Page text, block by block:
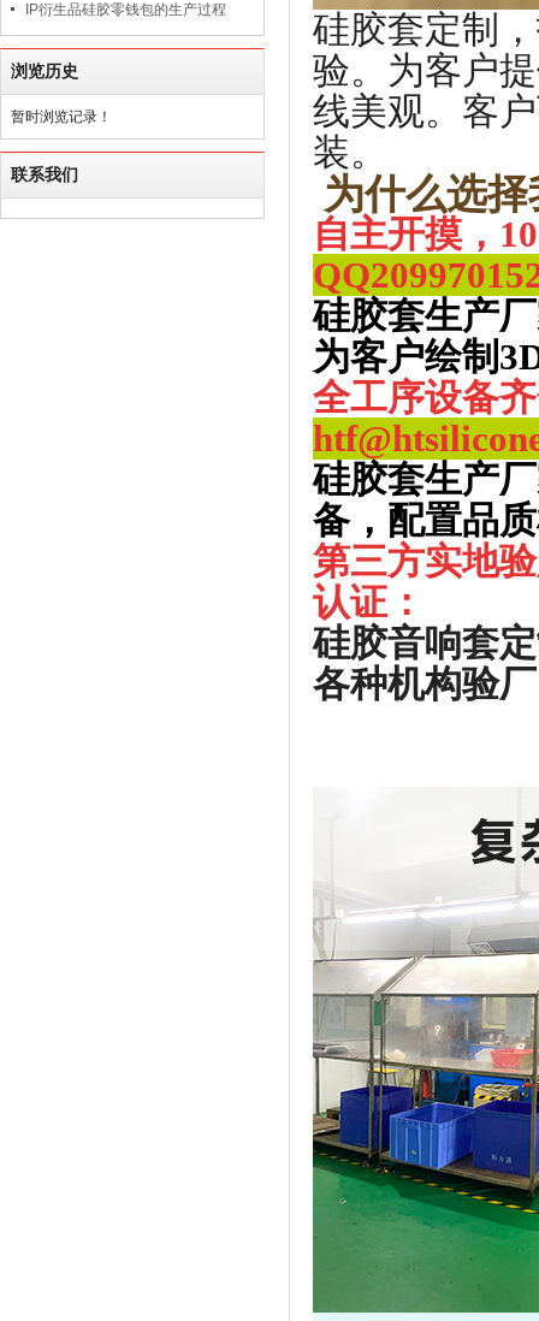
IP衍生品硅胶零钱包的生产过程
浏览历史
暂时浏览记录！
联系我们
硅胶套定制
验。为客户
线美观。客
装。
为什么选
自主开摸，
QQ
硅胶套生产
为客户绘制
全工序设备
硅胶套生产
备，配置品
第三方实地
认证：
硅胶音响套
各种机构验